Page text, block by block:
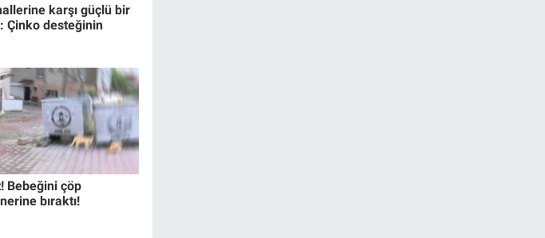
karşı güçlü bir
Çinko desteğinin
Bebeğini çöp
bıraktı!